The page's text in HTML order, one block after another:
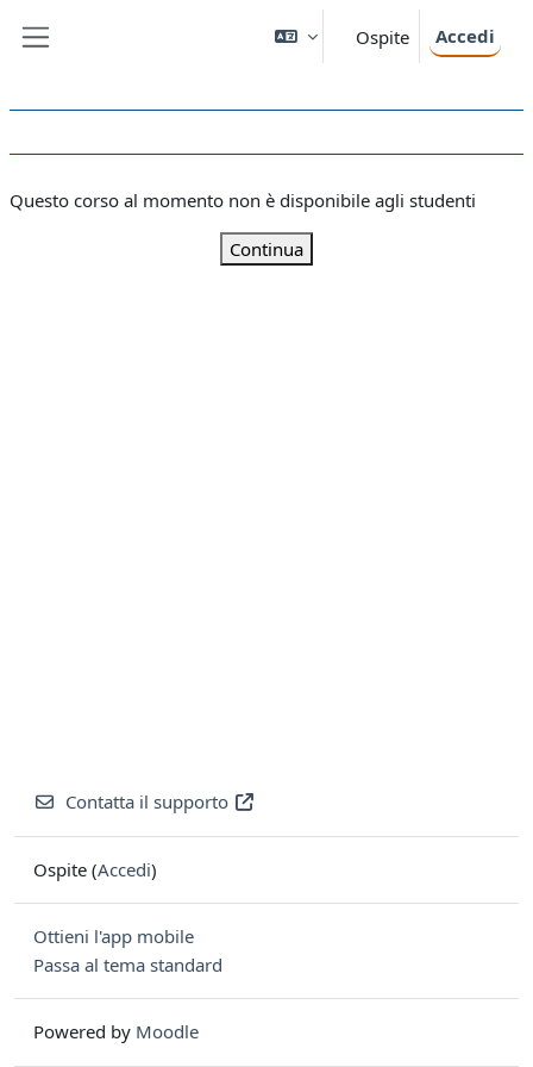
Ospite Accedi
Questo corso al momento non è disponibile agli studenti
Continua
Contatta il supporto
Ospite (Accedi)
Ottieni l'app mobile
Passa al tema standard
Powered by Moodle